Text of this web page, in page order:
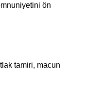
ön
tamiri, macun